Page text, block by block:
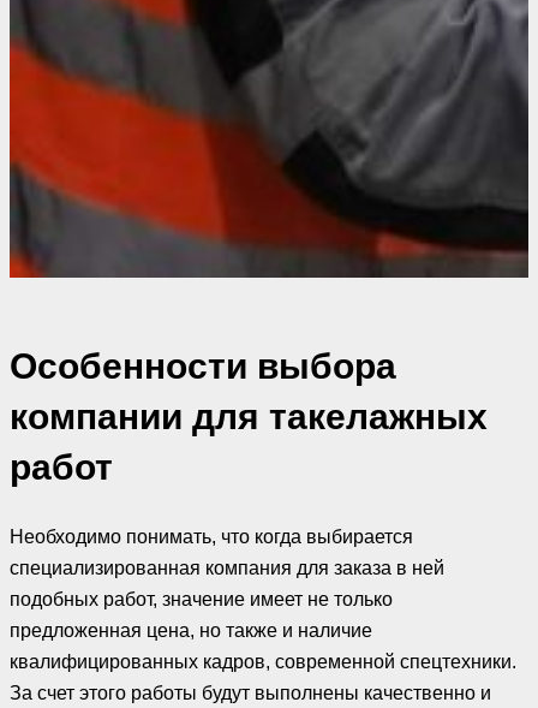
Особенности выбора
компании для такелажных
работ
Необходимо понимать, что когда выбирается
специализированная компания для заказа в ней
подобных работ, значение имеет не только
предложенная цена, но также и наличие
квалифицированных кадров, современной спецтехники.
За счет этого работы будут выполнены качественно и